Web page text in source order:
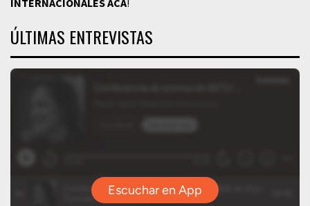
INTERNACIONALESACÁ!
ÚLTIMAS ENTREVISTAS